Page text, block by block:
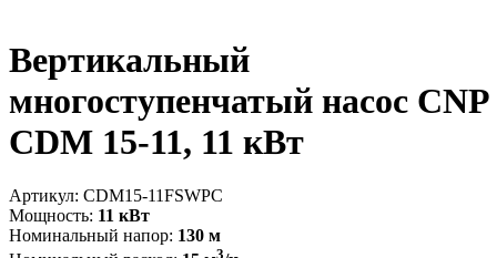
Вертикальный
многоступенчатый насос CNP
CDM 15-11, 11 кВт
Артикул: CDM15-11FSWPC
Мощность: 11 кВт
Номинальный напор: 130 м
3